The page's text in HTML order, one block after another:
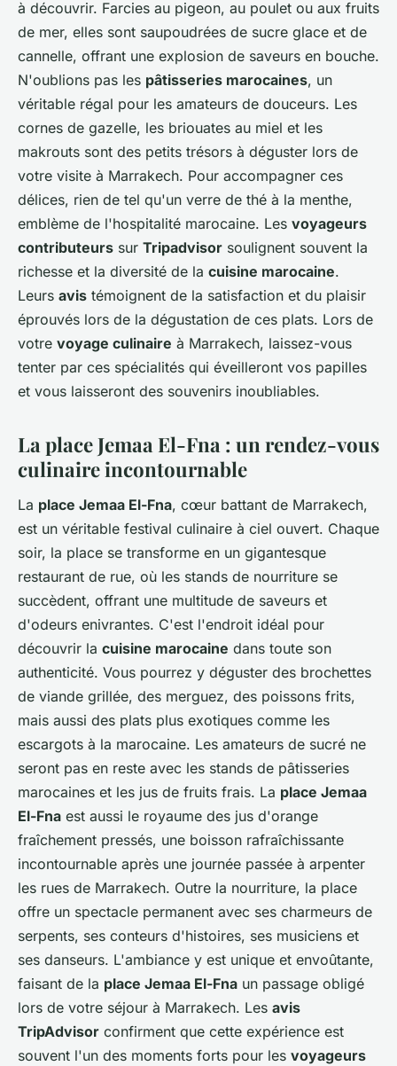
à découvrir. Farcies au pigeon, au poulet ou aux fruits
de mer, elles sont saupoudrées de sucre glace et de
cannelle, offrant une explosion de saveurs en bouche.
N'oublions pas les pâtisseries marocaines, un
véritable régal pour les amateurs de douceurs. Les
cornes de gazelle, les briouates au miel et les
makrouts sont des petits trésors à déguster lors de
votre visite à Marrakech. Pour accompagner ces
délices, rien de tel qu'un verre de thé à la menthe,
emblème de l'hospitalité marocaine. Les voyageurs
contributeurs sur Tripadvisor soulignent souvent la
richesse et la diversité de la cuisine marocaine.
Leurs avis témoignent de la satisfaction et du plaisir
éprouvés lors de la dégustation de ces plats. Lors de
votre voyage culinaire à Marrakech, laissez-vous
tenter par ces spécialités qui éveilleront vos papilles
et vous laisseront des souvenirs inoubliables.
La place Jemaa El-Fna : un rendez-vous
culinaire incontournable
La place Jemaa El-Fna, cœur battant de Marrakech,
est un véritable festival culinaire à ciel ouvert. Chaque
soir, la place se transforme en un gigantesque
restaurant de rue, où les stands de nourriture se
succèdent, offrant une multitude de saveurs et
d'odeurs enivrantes. C'est l'endroit idéal pour
découvrir la cuisine marocaine dans toute son
authenticité. Vous pourrez y déguster des brochettes
de viande grillée, des merguez, des poissons frits,
mais aussi des plats plus exotiques comme les
escargots à la marocaine. Les amateurs de sucré ne
seront pas en reste avec les stands de pâtisseries
marocaines et les jus de fruits frais. La place Jemaa
El-Fna est aussi le royaume des jus d'orange
fraîchement pressés, une boisson rafraîchissante
incontournable après une journée passée à arpenter
les rues de Marrakech. Outre la nourriture, la place
offre un spectacle permanent avec ses charmeurs de
serpents, ses conteurs d'histoires, ses musiciens et
ses danseurs. L'ambiance y est unique et envoûtante,
faisant de la place Jemaa El-Fna un passage obligé
lors de votre séjour à Marrakech. Les avis
TripAdvisor confirment que cette expérience est
souvent l'un des moments forts pour les voyageurs